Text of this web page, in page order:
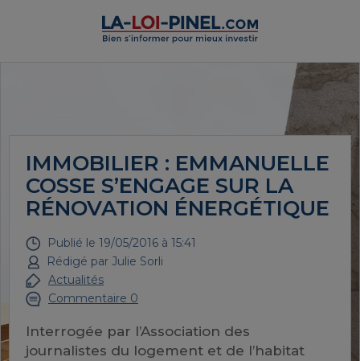
IMMOBILIER : EMMANUELLE
COSSE S’ENGAGE SUR LA
RÉNOVATION ÉNERGÉTIQUE
Publié le 19/05/2016 à 15:41
Rédigé par Julie Sorli
Actualités
Commentaire 0
Interrogée par l’Association des
journalistes du logement et de l’habitat